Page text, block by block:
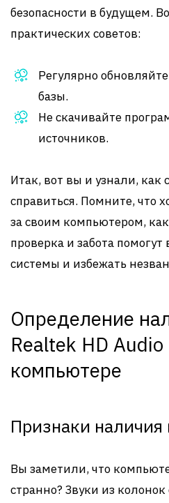
безопасности в будущем.
практических советов:
Регулярно
базы.
Не скачивайте
источников.
Итак, вот вы и узнали, как
справиться. Помните, что
за своим компьютером,
проверка и забота
системы и избежать
Определение
Realtek HD Audio
компьютере
Признаки наличия
Вы заметили, что
странно? Звуки из